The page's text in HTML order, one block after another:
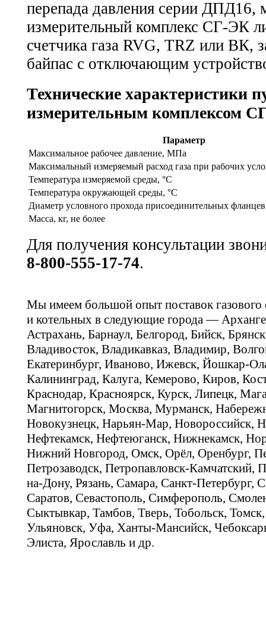
перепада давления серии ДПД16,
измерительный комплекс СГ-ЭК
счетчика газа RVG, TRZ или ВК,
байпас с отключающим
Технические характеристики
измерительным комплексом
Параметр
Максимальное рабочее давление, МПа
Максимальный измеряемый расход газа при рабочих
Температура измеряемой среды, °С
Температура окружающей среды, °С
Диаметр условного прохода присоединительных
Масса, кг, не более
Для получения консультации
8-800-555-17-74.
Мы имеем большой опыт поставок газового
и котельных в следующие города —
Астрахань, Барнаул, Белгород, Бийск,
Владивосток, Владикавказ, Владимир,
Екатеринбург, Иваново, Ижевск, Йошкар-
Калининград, Калуга, Кемерово, Киров,
Краснодар, Красноярск, Курск, Липецк,
Магнитогорск, Москва, Мурманск,
Новокузнецк, Нарьян-Мар, Новороссийск,
Нефтекамск, Нефтеюганск, Нижнекамск,
Нижний Новгород, Омск, Орёл, Оренбург,
Петрозаводск, Петропавловск-Камчатский,
на-Дону, Рязань, Самара, Санкт-Петербург,
Саратов, Севастополь, Симферополь,
Сыктывкар, Тамбов, Тверь, Тобольск,
Ульяновск, Уфа, Ханты-Мансийск,
Элиста, Ярославль и др.